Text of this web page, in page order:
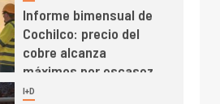
Informe bimensual de
Cochilco: precio del
cobre alcanza
máximos por escasez
de concentrados
I+D